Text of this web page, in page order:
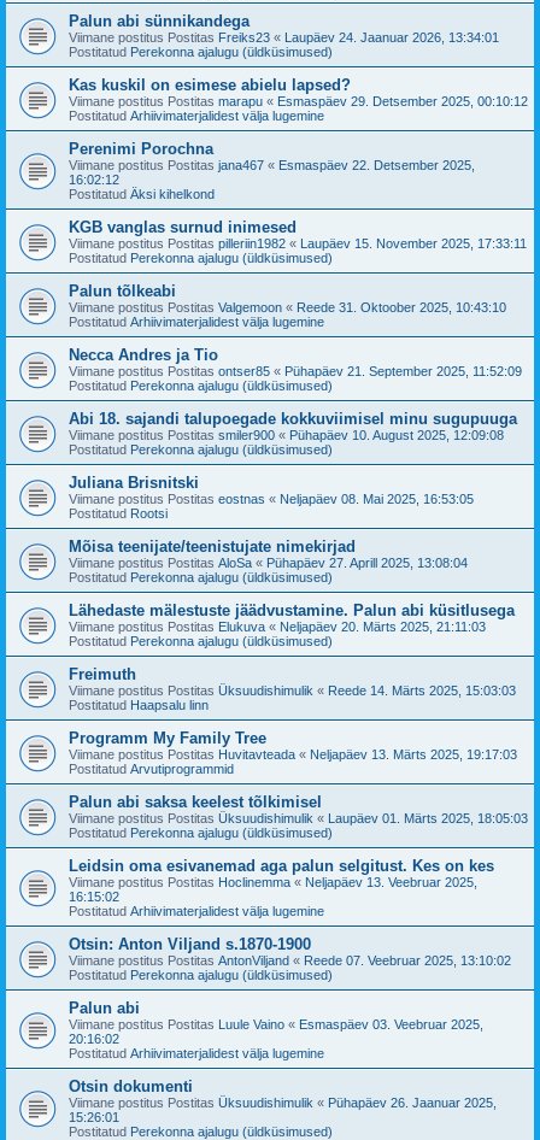
Palun abi sünnikandega
Viimane postitus Postitas Freiks23 « Laupäev 24. Jaanuar 2026, 13:34:01
Postitatud Perekonna ajalugu (üldküsimused)
Kas kuskil on esimese abielu lapsed?
Viimane postitus Postitas marapu « Esmaspäev 29. Detsember 2025, 00:10:12
Postitatud Arhiivimaterjalidest välja lugemine
Perenimi Porochna
Viimane postitus Postitas jana467 « Esmaspäev 22. Detsember 2025,
16:02:12
Postitatud Äksi kihelkond
KGB vanglas surnud inimesed
Viimane postitus Postitas pilleriin1982 « Laupäev 15. November 2025, 17:33:11
Postitatud Perekonna ajalugu (üldküsimused)
Palun tõlkeabi
Viimane postitus Postitas Valgemoon « Reede 31. Oktoober 2025, 10:43:10
Postitatud Arhiivimaterjalidest välja lugemine
Necca Andres ja Tio
Viimane postitus Postitas ontser85 « Pühapäev 21. September 2025, 11:52:09
Postitatud Perekonna ajalugu (üldküsimused)
Abi 18. sajandi talupoegade kokkuviimisel minu sugupuuga
Viimane postitus Postitas smiler900 « Pühapäev 10. August 2025, 12:09:08
Postitatud Perekonna ajalugu (üldküsimused)
Juliana Brisnitski
Viimane postitus Postitas eostnas « Neljapäev 08. Mai 2025, 16:53:05
Postitatud Rootsi
Mõisa teenijate/teenistujate nimekirjad
Viimane postitus Postitas AloSa « Pühapäev 27. Aprill 2025, 13:08:04
Postitatud Perekonna ajalugu (üldküsimused)
Lähedaste mälestuste jäädvustamine. Palun abi küsitlusega
Viimane postitus Postitas Elukuva « Neljapäev 20. Märts 2025, 21:11:03
Postitatud Perekonna ajalugu (üldküsimused)
Freimuth
Viimane postitus Postitas Üksuudishimulik « Reede 14. Märts 2025, 15:03:03
Postitatud Haapsalu linn
Programm My Family Tree
Viimane postitus Postitas Huvitavteada « Neljapäev 13. Märts 2025, 19:17:03
Postitatud Arvutiprogrammid
Palun abi saksa keelest tõlkimisel
Viimane postitus Postitas Üksuudishimulik « Laupäev 01. Märts 2025, 18:05:03
Postitatud Perekonna ajalugu (üldküsimused)
Leidsin oma esivanemad aga palun selgitust. Kes on kes
Viimane postitus Postitas Hoclinemma « Neljapäev 13. Veebruar 2025,
16:15:02
Postitatud Arhiivimaterjalidest välja lugemine
Otsin: Anton Viljand s.1870-1900
Viimane postitus Postitas AntonViljand « Reede 07. Veebruar 2025, 13:10:02
Postitatud Perekonna ajalugu (üldküsimused)
Palun abi
Viimane postitus Postitas Luule Vaino « Esmaspäev 03. Veebruar 2025,
20:16:02
Postitatud Arhiivimaterjalidest välja lugemine
Otsin dokumenti
Viimane postitus Postitas Üksuudishimulik « Pühapäev 26. Jaanuar 2025,
15:26:01
Postitatud Perekonna ajalugu (üldküsimused)